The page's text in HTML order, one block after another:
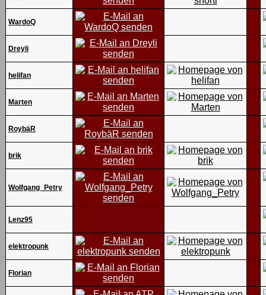
WardoQ
Dreyli
helifan
Marten
RoybäR
brik
Wolfgang_Petry
Lenz95
elektropunk
Florian